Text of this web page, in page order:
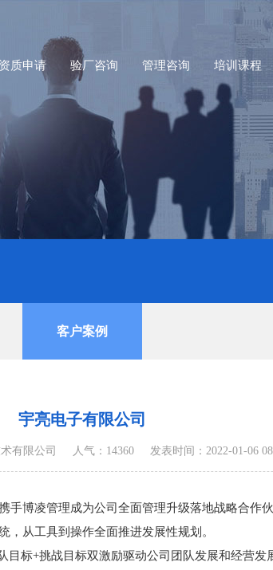
资质申请 验厂咨询 管理咨询 培训课程
客户案例
宇亮电子有限公司
有限公司 人气：14360 发表时间：2022-01-06
博凌管理成为公司全面管理升级落地战略合作
从工具到操作全面推进发展性规划。
标+挑战目标双激励驱动公司团队发展和经营